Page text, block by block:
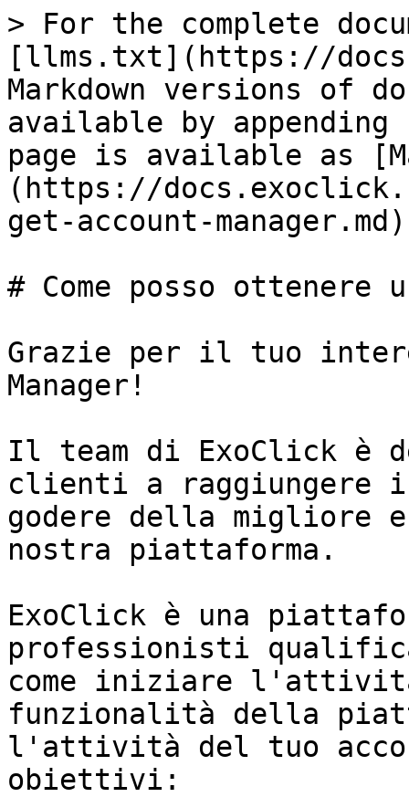
> For the complete
[llms.txt](https://
Markdown versions of
available by
page is available as
(https://
get-account-
# Come posso ottenere
Grazie per il tuo
Manager!
Il team di ExoClick è
clienti a
godere della migliore
nostra piattaforma.
ExoClick è una
professionisti
come iniziare
funzionalità della
l'attività del tuo
obiettivi: